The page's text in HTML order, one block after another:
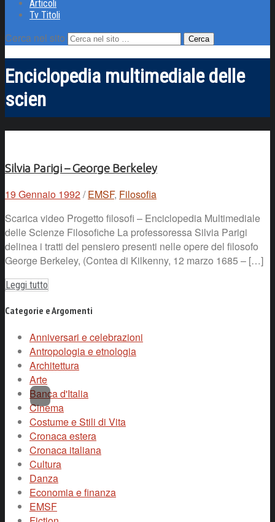
Articoli
Tv Titoli
Cerca nel sito
Enciclopedia multimediale delle
scien
Silvia Parigi – George Berkeley
19 Gennaio 1992/ EMSF, Filosofia
Scarica video Progetto filosofi – Enciclopedia Multimediale
delle Scienze Filosofiche La professoressa Silvia Parigi
delinea i tratti del pensiero presenti nelle opere del filosofo
George Berkeley, (Contea di Kilkenny, 12 marzo 1685 – […]
Leggi tutto
Categorie e Argomenti
Anniversari e celebrazioni
Antropologia e etnologia
Architettura
Arte
Banca d'Italia
Cinema
Costume e Stili di Vita
Cronaca estera
Cronaca italiana
Cultura
Danza
Economia e finanza
EMSF